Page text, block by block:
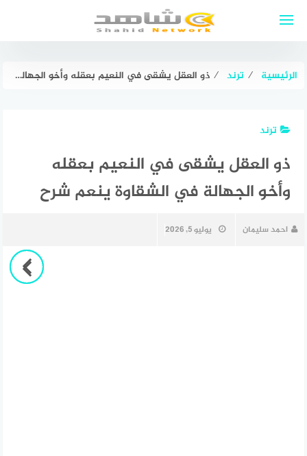
الرئيسية ⁄ ترند ⁄ ذو العقل يشقى في النعيم بعقله وأخو الجهالة في الشقاوة ينعم شرح
ترند
ذو العقل يشقى في النعيم بعقله
وأخو الجهالة في الشقاوة ينعم شرح
احمد سليمان يوليو 5, 2026